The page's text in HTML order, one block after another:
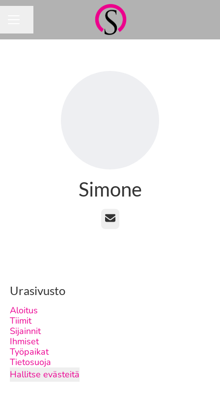
Simone
Sähköposti
Urasivusto
Aloitus
Tiimit
Sijainnit
Ihmiset
Työpaikat
Tietosuoja
Hallitse evästeitä